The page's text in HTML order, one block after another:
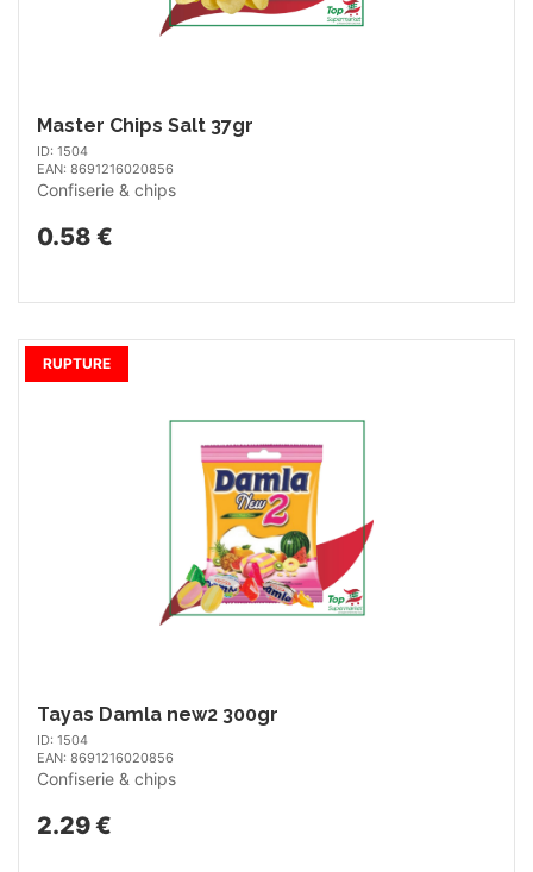
Master Chips Salt 37gr
ID: 1504
EAN: 8691216020856
Confiserie & chips
0.58 €
Tayas Damla new2 300gr
ID: 1504
EAN: 8691216020856
Confiserie & chips
2.29 €
RUPTURE